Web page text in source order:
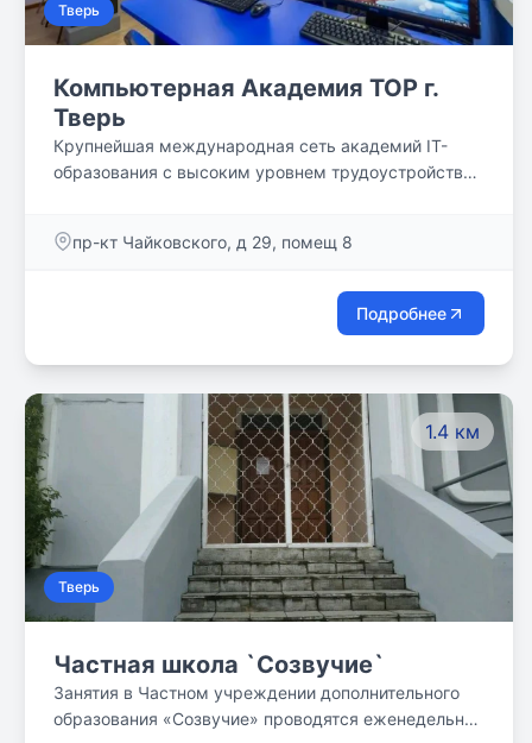
Тверь
Компьютерная Академия TOP г.
Тверь
Крупнейшая международная сеть академий IT-
образования с высоким уровнем трудоустройства
пр-кт Чайковского, д 29, помещ 8
Подробнее
1.4 км
Тверь
Частная школа `Созвучие`
Занятия в Частном учреждении дополнительного
образования «Созвучие» проводятся еженедельно